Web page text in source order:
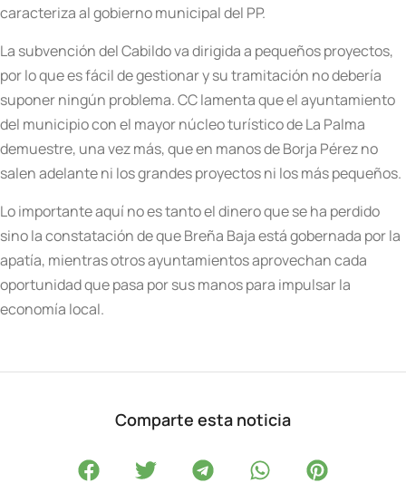
caracteriza al gobierno municipal del PP.
La subvención del Cabildo va dirigida a pequeños proyectos,
por lo que es fácil de gestionar y su tramitación no debería
suponer ningún problema. CC lamenta que el ayuntamiento
del municipio con el mayor núcleo turístico de La Palma
demuestre, una vez más, que en manos de Borja Pérez no
salen adelante ni los grandes proyectos ni los más pequeños.
Lo importante aquí no es tanto el dinero que se ha perdido
sino la constatación de que Breña Baja está gobernada por la
apatía, mientras otros ayuntamientos aprovechan cada
oportunidad que pasa por sus manos para impulsar la
economía local.
Comparte esta noticia